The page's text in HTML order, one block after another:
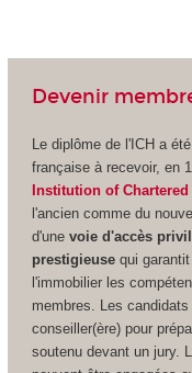
Devenir
Le diplôme de l'ICH a
française à recevoir, en
Institution of
l'ancien comme du
d'une voie d'accès
prestigieusequi garantit
l'immobilier les
membres. Les
conseiller(ère) pour
soutenu devant un jury.